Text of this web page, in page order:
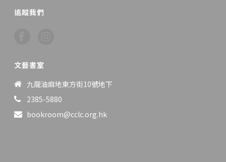
追蹤我們
文藝書室
九龍油麻地東方街10號地下
2385-5880
bookroom@cclc.org.hk